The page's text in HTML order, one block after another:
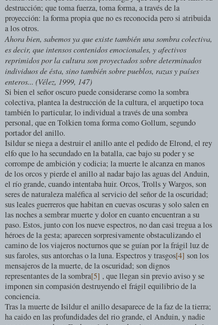
destrucción; que toma fuerza, toma forma, a través de la
proyección: la forma propia que no es reconocida pero si atribuida
a los otros.
Ahora bien, sabemos ya que existe también una sombra colectiva,
es decir, que intensos contenidos emocionales, y afectivos
reprimidos por la cultura son proyectados sobre determinados
individuos de ésta, sino también sobre pueblos, razas y países
enteros... (Vélez, 1999, 147)
Si bien el señor oscuro puede considerarse como la sombra
colectiva, plantea la destrucción de la cultura, el arquetipo toca
también lo particular, lo individual a través de una sombra
personal, que en Tolkien toma forma como Gollum, segundo
portador del anillo.
Isildur se niega a destruir el anillo ante el pedido de Elrond, el rey
elfo que lo ha secundado en la batalla, cae bajo su poder y se
corrompe de ambición y codicia; la muerte le alcanza en manos
de los orcos y pierde el anillo al nadar bajo las aguas del Anduin,
el río grande, cuando intentaba huir. Orcos, Trolls y Wargos, son
seres de naturaleza maléfica al servicio del señor de la oscuridad;
sus leales guerreros que habitan en cuevas oscuras y solo salen en
las noches a sembrar muerte y dolor en cuanto encuentran a su
paso. Estos, junto con los nueve espectros, no dan casi tregua a los
héroes de la gesta; aparecen sorpresivamente obstaculizando el
camino de los viajeros nocturnos que se guían por la frágil luz de
sus faroles, sus antorchas o la luna. Espectros y trasgos[4] son los
mensajeros de la muerte, de la oscuridad; son dignos
representantes de la sombra[5] , que llegan sin previo aviso y se
imponen sin compasión destruyendo el frágil equilibrio de la
conciencia.
Tras la muerte de Isildur el anillo desaparece de la faz de la tierra;
ha caido en las profundidades del rio grande, el Anduin, y nadie